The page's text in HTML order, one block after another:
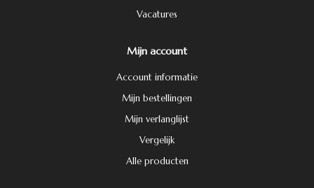
Vacatures
Mijn account
Account informatie
Mijn bestellingen
Mijn verlanglijst
Vergelijk
Alle producten